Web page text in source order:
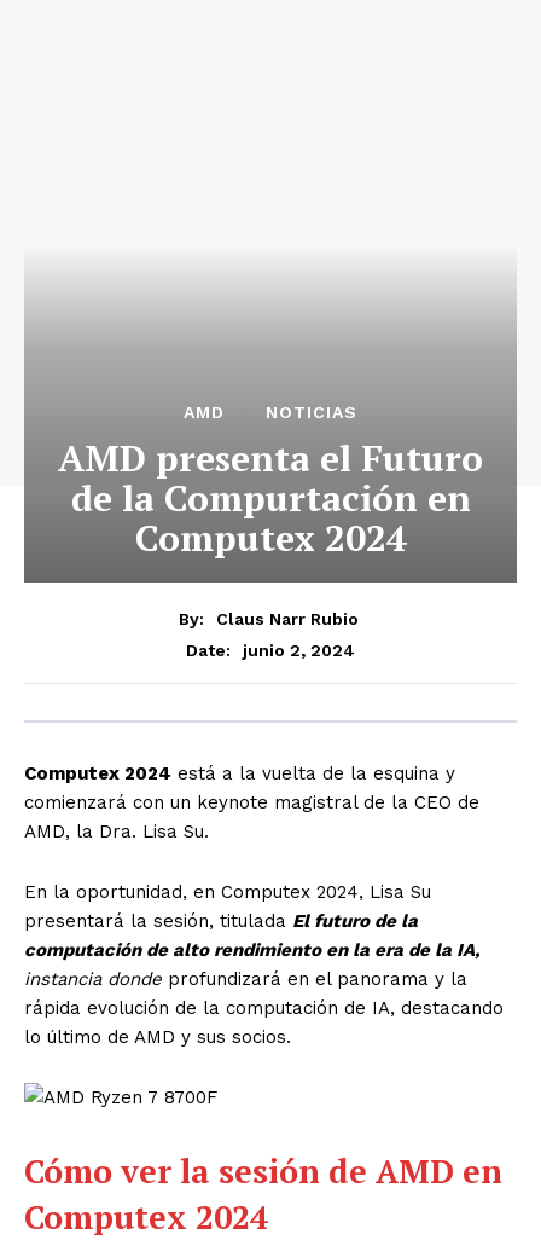
AMD NOTICIAS
AMD presenta el Futuro
de la Compurtación en
Computex 2024
By:
Claus Narr Rubio
Date:
junio 2, 2024
Computex 2024 está a la vuelta de la esquina y
comienzará con un keynote magistral de la CEO de
AMD, la Dra. Lisa Su.
En la oportunidad, en Computex 2024, Lisa Su
presentará la sesión, titulada El futuro de la
computación de alto rendimiento en la era de la IA,
instancia donde profundizará en el panorama y la
rápida evolución de la computación de IA, destacando
lo último de AMD y sus socios.
Cómo ver la sesión de AMD en
Computex 2024